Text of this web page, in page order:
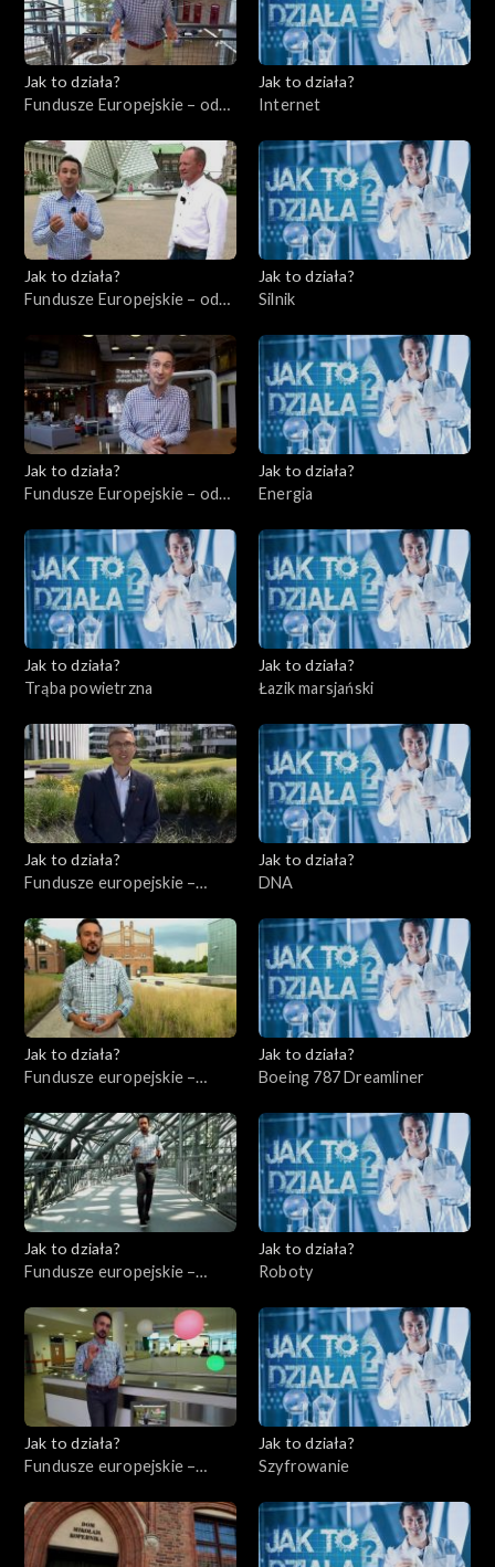
Jak to działa?
Fundusze Europejskie – odc.
Jak to działa?
Internet
Jak to działa?
Fundusze Europejskie – odc.
niepełnosprawnych
Jak to działa?
Silnik
Jak to działa?
Fundusze Europejskie – odc.
Jak to działa?
Energia
Jak to działa?
Trąba powietrzna
Jak to działa?
Łazik marsjański
Jak to działa?
Fundusze europejskie –
Jak to działa?
DNA
Jak to działa?
Fundusze europejskie –
Jak to działa?
Boeing 787 Dreamliner
Jak to działa?
Fundusze europejskie –
Jak to działa?
Roboty
Jak to działa?
Fundusze europejskie –
Jak to działa?
Szyfrowanie